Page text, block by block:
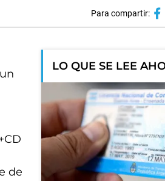
Para compartir:
de
LO QUE SE LEE